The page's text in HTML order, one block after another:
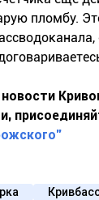
пломбу.